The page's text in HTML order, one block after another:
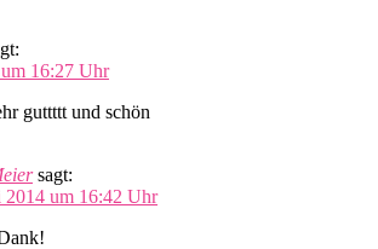
16:27 Uhr
guttttt und schön
sagt:
2014 um 16:42 Uhr